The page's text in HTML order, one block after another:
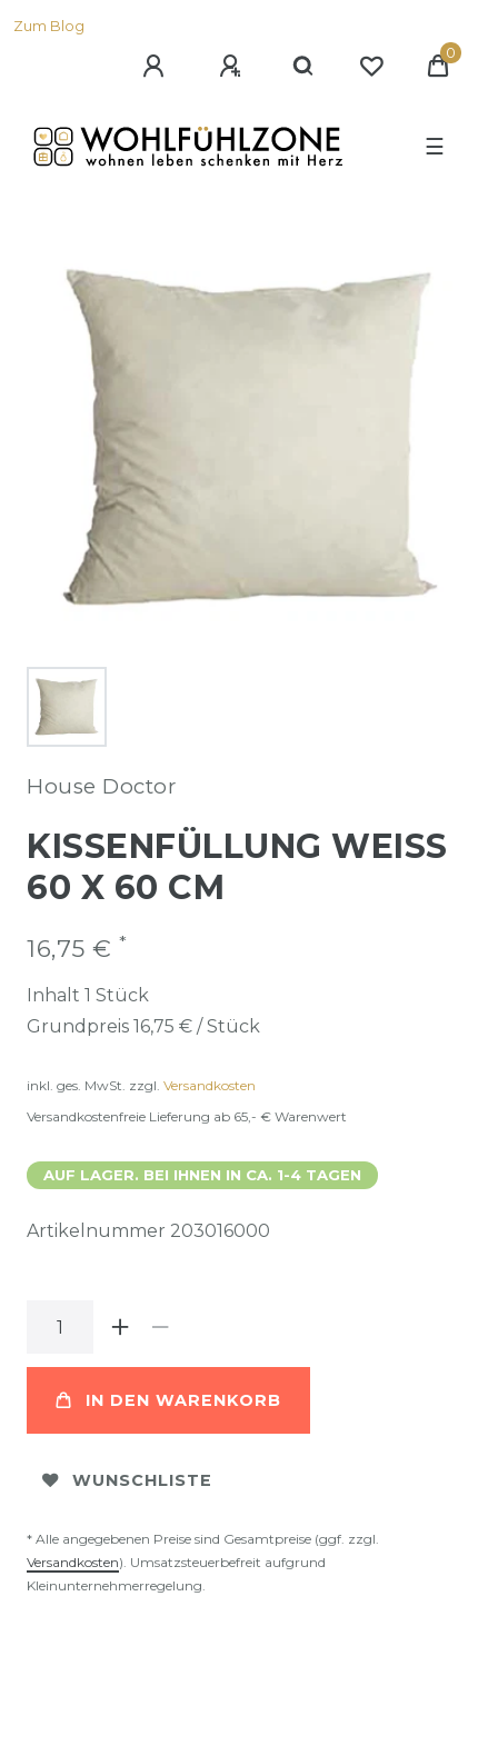
Zum Blog
0
☰
House Doctor
KISSENFÜLLUNG WEISS 6
0 X 60 CM
16,75 € *
Inhalt 1 Stück
Grundpreis 16,75 € / Stück
inkl. ges. MwSt. zzgl. Versandkosten
Versandkostenfreie Lieferung ab 65,- € Warenwert
AUF LAGER. BEI IHNEN IN CA. 1-4 TAGEN
Artikelnummer 203016000
IN DEN WARENKORB
WUNSCHLISTE
* Alle angegebenen Preise sind Gesamtpreise (ggf. zzgl.
Versandkosten). Umsatzsteuerbefreit aufgrund
Kleinunternehmerregelung.